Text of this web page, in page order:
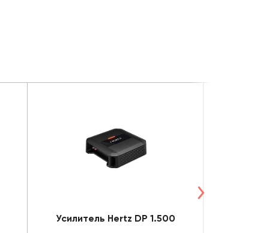
Усилитель Hertz DP 1.500